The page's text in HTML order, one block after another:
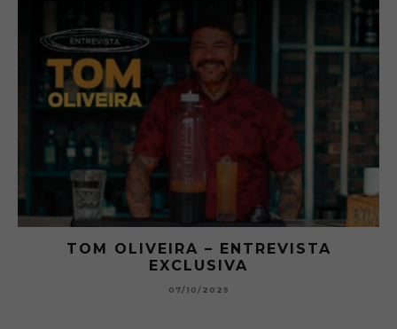
TOM OLIVEIRA – ENTREVISTA
EXCLUSIVA
07/10/2025